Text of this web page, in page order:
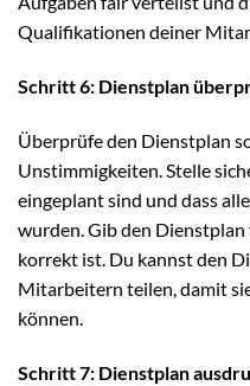
Qualifikationen deiner
Schritt 6: Dienstplan
Überprüfe den Dienstplan
Unstimmigkeiten. Stelle
eingeplant sind und dass
wurden. Gib den Dienstplan
korrekt ist. Du kannst den
Mitarbeitern teilen, damit
können.
Schritt 7: Dienstplan